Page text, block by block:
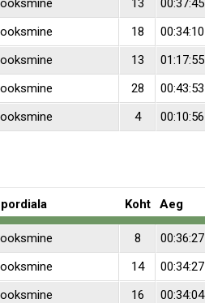
13 00:37:45
18 00:34:10
13 01:17:55
28 00:43:53
4
00:10:56
Koht Aeg
8 00:36:27
14 00:34:27
16 00:34:04